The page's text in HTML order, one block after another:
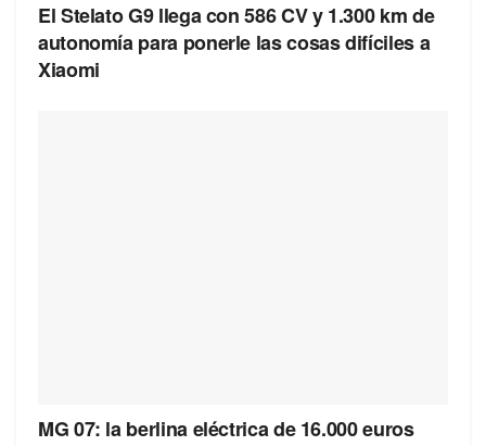
El Stelato G9 llega con 586 CV y 1.300 km de
autonomía para ponerle las cosas difíciles a
Xiaomi
MG 07: la berlina eléctrica de 16.000 euros